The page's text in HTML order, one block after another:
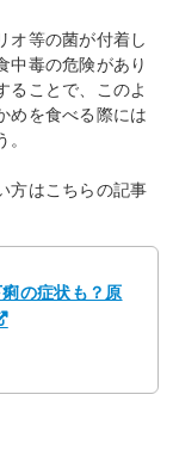
オ等の菌が付着し
中毒の危険があり
ることで、このよ
めを食べる際には
方はこちらの記事
の症状も？原